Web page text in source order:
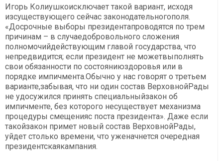
Игорь Колиушкоисключает такой вариант, исходя
изсуществующего сейчас законодательногополя.
«Досрочные выборы президентапроводятся по трем
причинам – в случаедобровольного сложения
полномочийдействующим главой государства, что
непредвидится; если президент не можетвыполнять
свои обязанности по состояниюздоровья или в
порядке импичмента.Обычно у нас говорят о третьем
варианте,забывая, что ни один состав ВерховнойРады
не удосужился принять специальныйзакон об
импичменте, без которого несуществует механизма
процедуры смещенияс поста президента». Даже если
такойзакон примет новый состав ВерховнойРады,
уйдет столько времени, что уженачнется очередная
президентскаякампания.